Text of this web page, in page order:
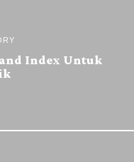
Index Untuk